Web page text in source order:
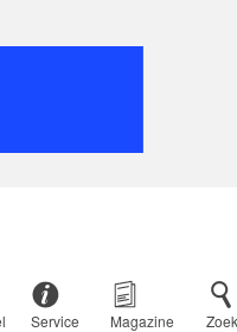
Service Magazine